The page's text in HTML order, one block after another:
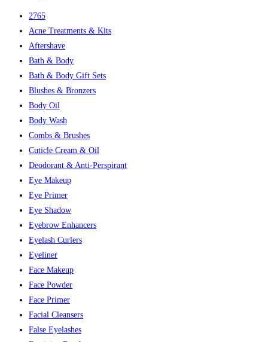
2765
Acne Treatments & Kits
Aftershave
Bath & Body
Bath & Body Gift Sets
Blushes & Bronzers
Body Oil
Body Wash
Combs & Brushes
Cuticle Cream & Oil
Deodorant & Anti-Perspirant
Eye Makeup
Eye Primer
Eye Shadow
Eyebrow Enhancers
Eyelash Curlers
Eyeliner
Face Makeup
Face Powder
Face Primer
Facial Cleansers
False Eyelashes